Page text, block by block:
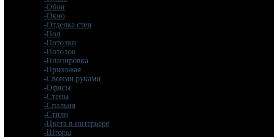
-Обои
-Окно
-Отделка стен
-Пол
-Потолки
-Потолок
-Планировка
-Прихожая
-Своими руками
-Офисы
-Стены
-Спальня
-Стили
-Цвета в интерьере
-Шторы